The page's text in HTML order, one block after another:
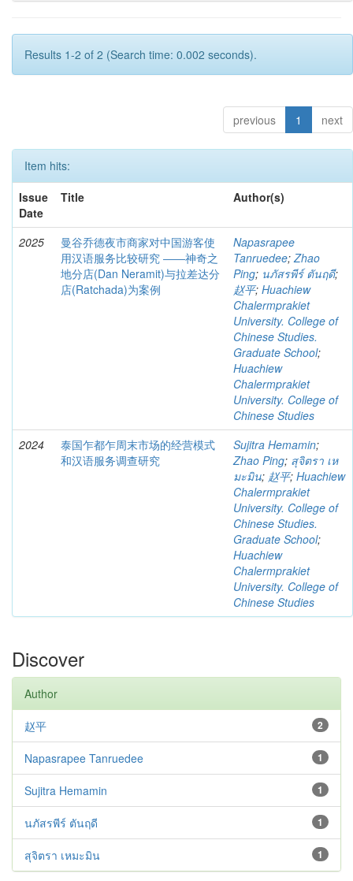
Results 1-2 of 2 (Search time: 0.002 seconds).
previous 1 next
Item hits:
Issue
Date
Title Author(s)
2025
曼谷乔德夜市商家对中国游客使
用汉语服务比较研究 ――神奇之
地分店(Dan Neramit)与拉差达分
店(Ratchada)为案例
Napasrapee
Tanruedee;Zhao
Ping; นภัสรพีร์ ตันฤดี;
赵平; Huachiew
Chalermprakiet
University. College of
Chinese Studies.
Graduate School;
Huachiew
Chalermprakiet
University. College of
Chinese Studies
2024
泰国乍都乍周末市场的经营模式
和汉语服务调查研究
Sujitra Hemamin;
Zhao Ping; สุจิตรา เห
มะมิน; 赵平; Huachiew
Chalermprakiet
University. College of
Chinese Studies.
Graduate School;
Huachiew
Chalermprakiet
University. College of
Chinese Studies
Discover
Author
2
赵平
1
Napasrapee Tanruedee
1
Sujitra Hemamin
1
นภัสรพีร์ ตันฤดี
1
สุจิตรา เหมะมิน